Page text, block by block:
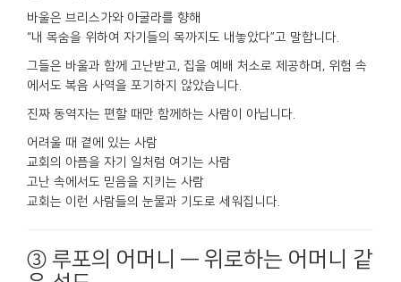
바울은 브리스가와 아굴라를 향해
“내 목숨을 위하여 자기들의 목까지도 내놓았다”고 말합니다.
그들은 바울과 함께 고난받고, 집을 예배 처소로 제공하며, 위험 속
에서도 복음 사역을 포기하지 않았습니다.
진짜 동역자는 편할 때만 함께하는 사람이 아닙니다.
어려울 때 곁에 있는 사람
교회의 아픔을 자기 일처럼 여기는 사람
고난 속에서도 믿음을 지키는 사람
교회는 이런 사람들의 눈물과 기도로 세워집니다.
③ 루포의 어머니 — 위로하는 어머니 같